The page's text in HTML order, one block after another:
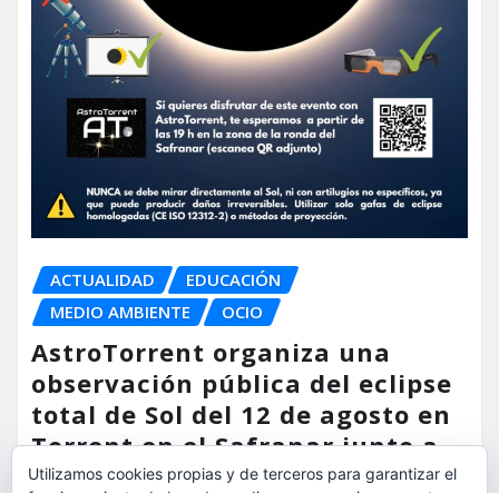
ACTUALIDAD
EDUCACIÓN
MEDIO AMBIENTE
OCIO
AstroTorrent organiza una
observación pública del eclipse
total de Sol del 12 de agosto en
Torrent en el Safranar junto a
las vías del AVE
Utilizamos cookies propias y de terceros para garantizar el